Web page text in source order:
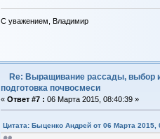
С уважением, Владимир
Re: Выращивание рассады, выбор
подготовка почвосмеси
« Ответ #7 : 06 Марта 2015, 08:40:39 »
Цитата: Быценко Андрей от 06 Марта 2015,